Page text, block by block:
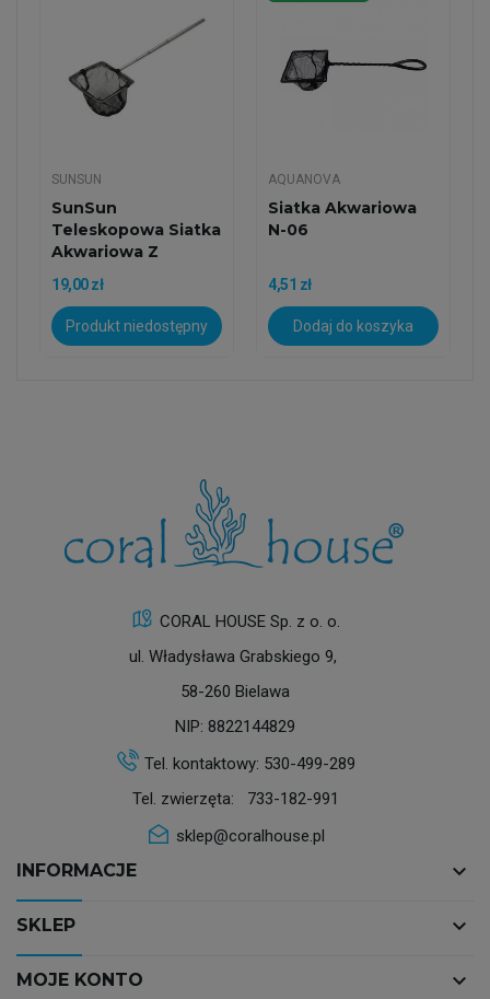
SUNSUN
SunSun
Teleskopowa Siatka
Akwariowa Z
Prostokątnym...
19,00 zł
Produkt niedostępny
AQUANOVA
Siatka Akwariowa
N-06
4,51 zł
Dodaj do koszyka
CORAL HOUSE Sp. z o. o.
ul. Władysława Grabskiego 9,
58-260 Bielawa
NIP: 8822144829
Tel. kontaktowy: 530-499-289
Tel. zwierzęta: 733-182-991
sklep@coralhouse.pl
INFORMACJE keyboard_arrow_down
SKLEP keyboard_arrow_down
MOJE KONTO keyboard_arrow_down